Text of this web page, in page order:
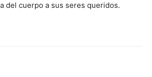
del cuerpo a sus seres queridos.